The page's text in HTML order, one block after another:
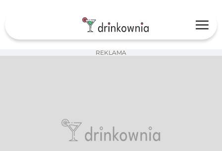
REKLAMA